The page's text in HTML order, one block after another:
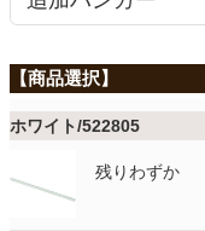
ファブリック
ホワイト/522805
残りわずか